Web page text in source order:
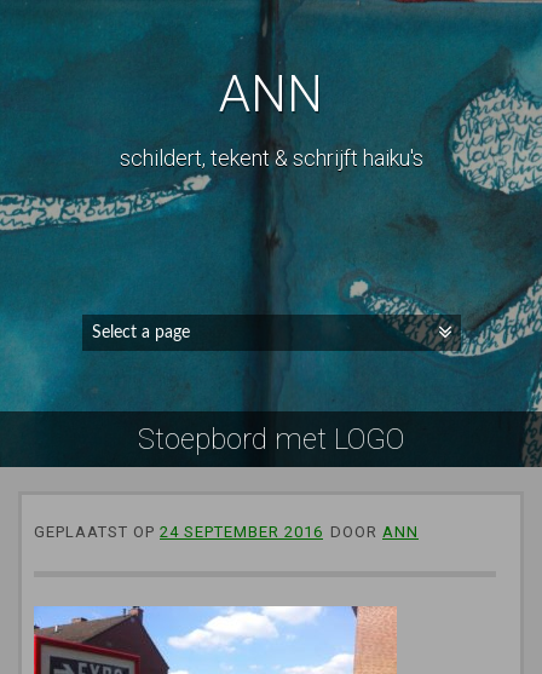
ANN
schildert, tekent & schrijft haiku's
Stoepbord met LOGO
GEPLAATST OP 24 SEPTEMBER 2016 DOOR ANN